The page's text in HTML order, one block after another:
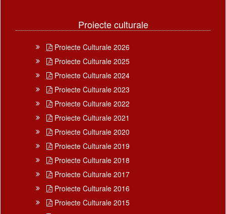
Proiecte culturale
Proiecte Culturale 2026
Proiecte Culturale 2025
Proiecte Culturale 2024
Proiecte Culturale 2023
Proiecte Culturale 2022
Proiecte Culturale 2021
Proiecte Culturale 2020
Proiecte Culturale 2019
Proiecte Culturale 2018
Proiecte Culturale 2017
Proiecte Culturale 2016
Proiecte Culturale 2015